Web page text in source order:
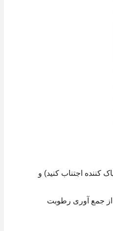
کننده اجتناب کنید) و
از جمع آوری رطوبت